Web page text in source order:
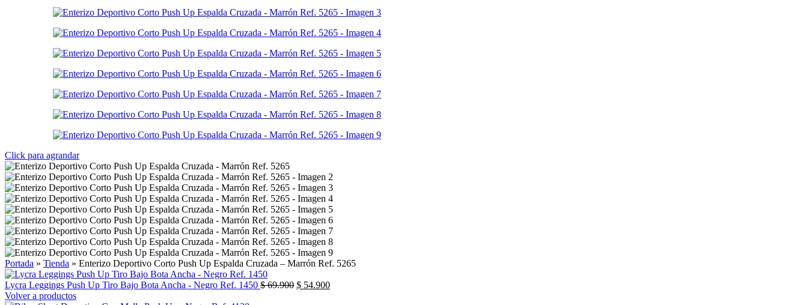
Click para agrandar
Portada » Tienda » Enterizo Deportivo Corto Push Up Espalda Cruzada – Marrón Ref. 5265
Lycra Leggings Push Up Tiro Bajo Bota Ancha - Negro Ref. 1450 $69.900 $ 54.900
Volver a productos